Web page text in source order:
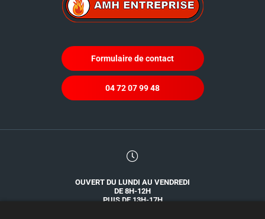
Formulaire de contact
04 72 07 99 48
OUVERT DU LUNDI AU VENDREDI
DE 8H-12H
PUIS DE 13H-17H